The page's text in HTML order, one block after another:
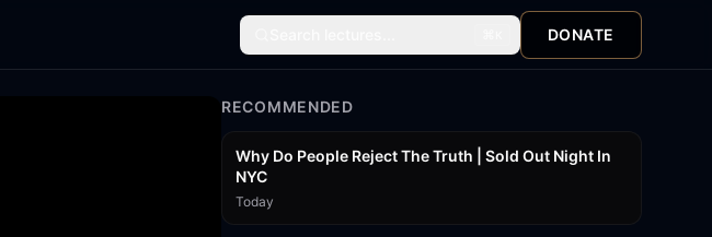
DONATE
RECOMMENDED
Why Do People Reject The Truth | Sold Out Night In
NYC
Today